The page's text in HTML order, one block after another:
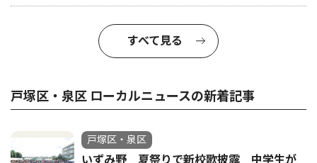
すべて見る
戸塚区・泉区 ローカルニュースの新着記事
戸塚区・泉区
いずみ野 夏祭りで新校歌披露 中学生が